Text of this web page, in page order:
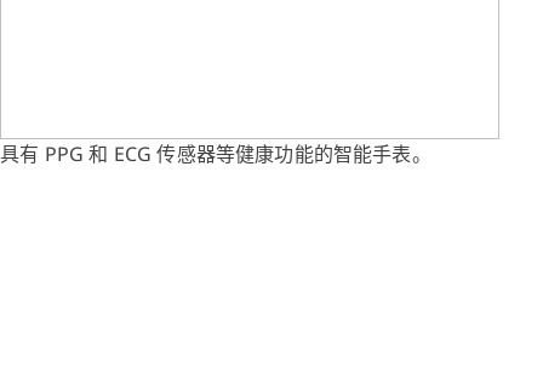
具有 PPG 和 ECG 传感器等健康功能的智能手表。